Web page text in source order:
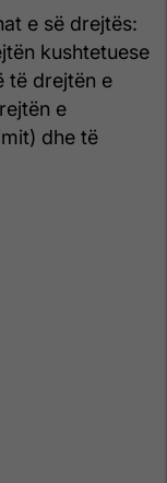
e së drejtës:
kushtetuese
të drejtën e
e
dhe të